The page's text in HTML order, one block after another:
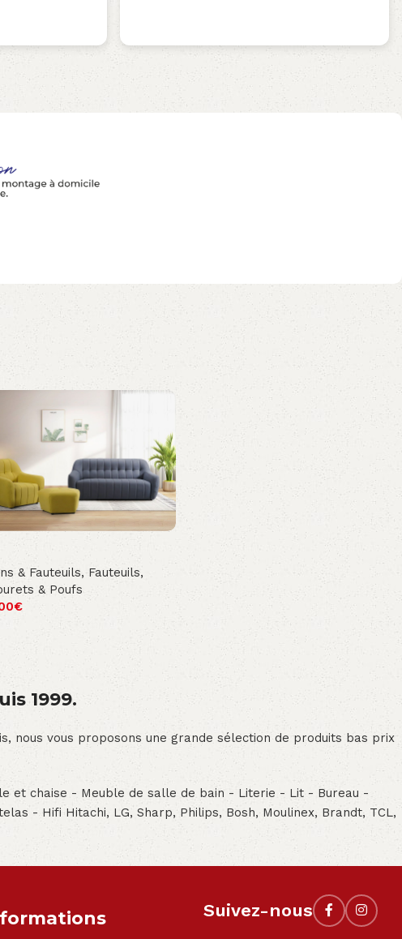
& Fauteuils, Fauteuils,
& Poufs
€
1999.
nous vous proposons une grande sélection de produits bas prix
et chaise - Meuble de salle de bain - Literie - Lit - Bureau -
- Hifi Hitachi, LG, Sharp, Philips, Bosh, Moulinex, Brandt, TCL,
Suivez-nous